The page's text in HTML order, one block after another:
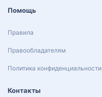
Помощь
Правила
Правообладателям
Политика конфиденциальности
Контакты